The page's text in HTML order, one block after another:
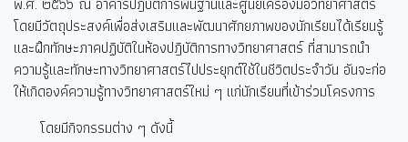
โดยมีวัตถุประสงค์เพื่อส่งเสริมและพัฒนาศักยภาพของนักเรียนได้เรียนรู้
และฝึกทักษะภาคปฏิบัติในห้องปฎิบัติการทางวิทยาศาสตร์ ที่สามารถนำ
ความรู้และทักษะทางวิทยาศาสตร์ไปประยุกต์ใช้ในชีวิตประจำวัน อันจะก่อ
ให้เกิดองค์ความรู้ทางวิทยาศาสตร์ใหม่ ๆ แก่นักเรียนที่เข้าร่วมโครงการ
โดยมีกิจกรรมต่าง ๆ ดังนี้